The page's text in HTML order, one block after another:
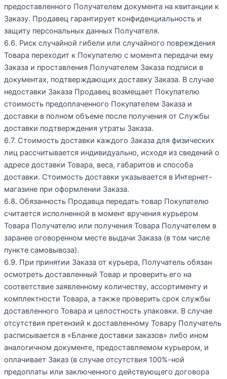
предоставленного Получателем документа на квитанции к
Заказу. Продавец гарантирует конфиденциальность и
защиту персональных данных Получателя.
6.6. Риск случайной гибели или случайного повреждения
Товара переходит к Покупателю с момента передачи ему
Заказа и проставления Получателем Заказа подписи в
документах, подтверждающих доставку Заказа. В случае
недоставки Заказа Продавец возмещает Покупателю
стоимость предоплаченного Покупателем Заказа и
доставки в полном объеме после получения от Службы
доставки подтверждения утраты Заказа.
6.7. Стоимость доставки каждого Заказа для физических
лиц рассчитывается индивидуально, исходя из сведений о
адресе доставки Товара, веса, габаритов и способа
доставки. Стоимость доставки указывается в Интернет-
магазине при оформлении Заказа.
6.8. Обязанность Продавца передать товар Покупателю
считается исполненной в момент вручения курьером
Товара Получателю или получения Товара Получателем в
заранее оговоренном месте выдачи Заказа (в том числе
пункте самовывоза).
6.9. При принятии Заказа от курьера, Получатель обязан
осмотреть доставленный Товар и проверить его на
соответствие заявленному количеству, ассортименту и
комплектности Товара, а также проверить срок службы
доставленного Товара и целостность упаковки. В случае
отсутствия претензий к доставленному Товару Получатель
расписывается в «Бланке доставки заказов» либо ином
аналогичном документе, предоставляемом курьером, и
оплачивает Заказ (в случае отсутствия 100%-ной
предоплаты или заключенного действующего договора